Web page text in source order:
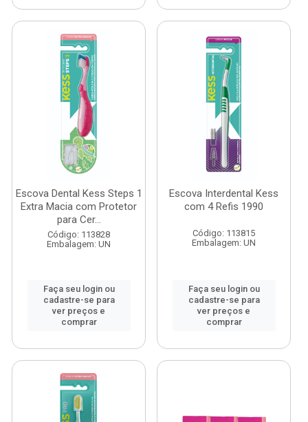
Escova Dental Kess Steps 1
Extra Macia com Protetor
para Cer...
Código: 113828
Embalagem: UN
Faça seu login ou
cadastre-se para
ver preços e
comprar
Escova Interdental Kess
com 4 Refis 1990
Código: 113815
Embalagem: UN
Faça seu login ou
cadastre-se para
ver preços e
comprar